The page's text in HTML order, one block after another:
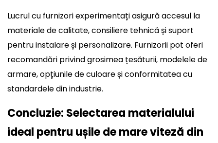
Lucrul cu furnizori experimentați asigură accesul la
materiale de calitate, consiliere tehnică și suport
pentru instalare și personalizare. Furnizorii pot oferi
recomandări privind grosimea țesăturii, modelele de
armare, opțiunile de culoare și conformitatea cu
standardele din industrie.
Concluzie: Selectarea materialului
ideal pentru ușile de mare viteză din